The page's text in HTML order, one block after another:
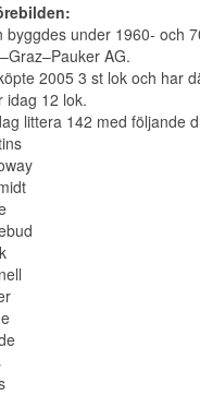
byggdes under 1960- och
AG.
2005 3 st lok och har
idag 12 lok.
littera 142 med följande